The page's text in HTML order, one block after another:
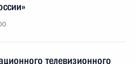
телевизионного